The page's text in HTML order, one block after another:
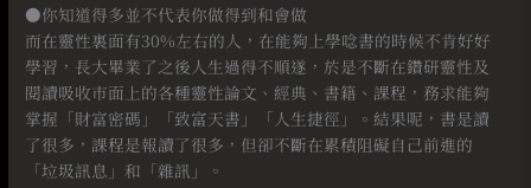
●你知道得多並不代表你做得到和會做
而在靈性裏面有30%左右的人，在能夠上學唸書的時候不肯好好
學習，長大畢業了之後人生過得不順遂，於是不斷在鑽研靈性及
閱讀吸收市面上的各種靈性論文、經典、書籍、課程，務求能夠
掌握「財富密碼」「致富天書」「人生捷徑」。結果呢，書是讀
了很多，課程是報讀了很多，但卻不斷在累積阻礙自己前進的
「垃圾訊息」和「雜訊」。